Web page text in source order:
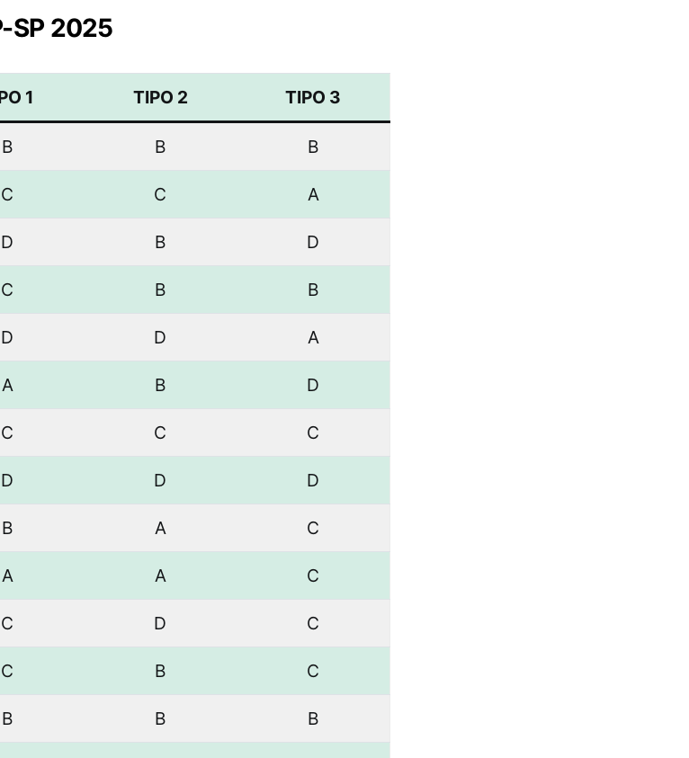
SP 2025
1 TIPO 2 TIPO 3
B B B
C C A
D B D
C B B
D D A
A B D
C C C
D D D
B A C
A A C
C D C
C B C
B B B